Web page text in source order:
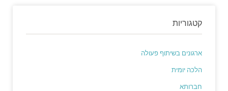
קטגוריות
ארגונים בשיתוף פעולה
הלכה יומית
חברותא